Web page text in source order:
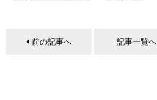
前の記事へ 記事一覧へ